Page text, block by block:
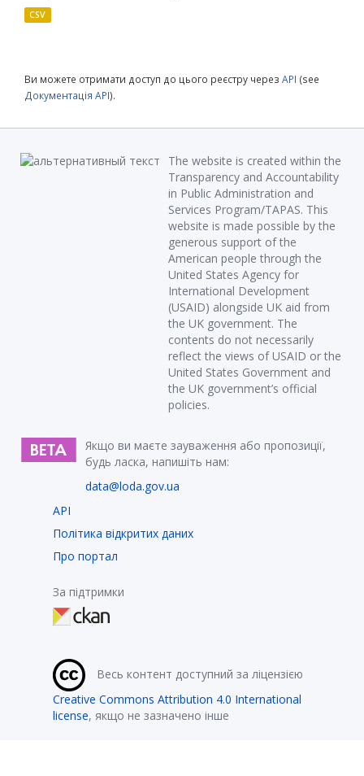
CSV
Ви можете отримати доступ до цього реєстру через API (see
Документація API).
The website is created within the
Transparency and Accountability
in Public Administration and
Services Program/TAPAS. This
website is made possible by the
generous support of the
American people through the
United States Agency for
International Development
(USAID) alongside UK aid from
the UK government. The
contents do not necessarily
reflect the views of USAID or the
United States Government and
the UK government’s official
policies.
Якщо ви маєте зауваження або пропозиції,
будь ласка, напишіть нам:
data@loda.gov.ua
API
Політика відкритих даних
Про портал
За підтримки
Весь контент доступний за ліцензією
Creative Commons Attribution 4.0 International
license, якщо не зазначено інше